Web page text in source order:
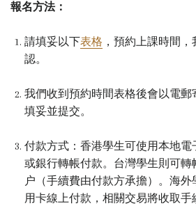
報名方法：
請填妥以下表格 ，預約上課時間
認。
我們收到預約時間表格後會以電郵
填妥並提交。
付款方式： 香港學生可使用本地電
或銀行轉帳付款。台灣學生則可轉
户（手續費由付款方承擔）。海外
用卡線上付款，相關交易將收取手